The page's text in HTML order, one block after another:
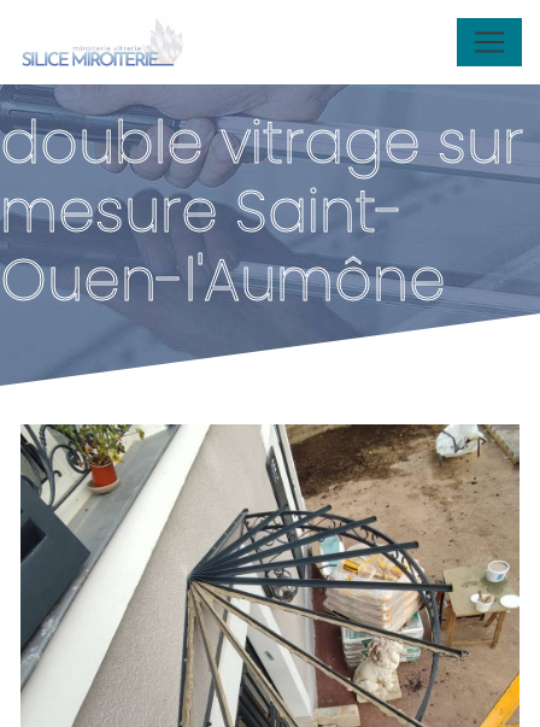
double vitrage sur
mesure Saint-
Ouen-l'Aumône
Panneau de gestion des cookies